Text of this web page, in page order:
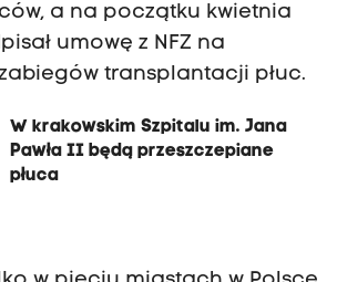
a na początku kwietnia
umowę z NFZ na
transplantacji płuc.
W krakowskim Szpitalu im. Jana
Pawła II będą przeszczepiane
płuca